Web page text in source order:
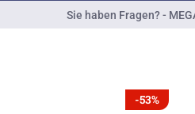
Sie haben Fragen? -
-53%